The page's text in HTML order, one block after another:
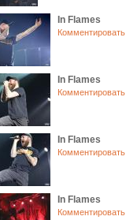
In Flames
Комментировать
In Flames
Комментировать
In Flames
Комментировать
In Flames
Комментировать